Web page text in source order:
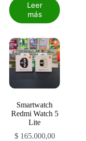
Leer
más
Smartwatch
Redmi Watch 5
Lite
$165.000,00